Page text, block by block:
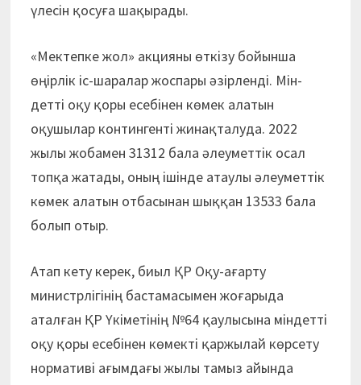
үлесін қосуға шақырады.
«Мектепке жол» акцияны өткізу бойынша
өңірлік іс-шаралар жоспары әзірленді. Мін­
детті оқу қоры есебінен көмек алатын
оқушылар контингенті жинақталуда. 2022
жылы жоба­мен 31312 бала әлеуметтік осал
топқа жатады, оның ішінде атаулы әлеуметтік
көмек алатын отбасынан шыққан 13533 бала
болып отыр.
Атап кету керек, биыл ҚР Оқу-ағарту
министрлігінің бастамасымен жоғарыда
аталған ҚР Үкіметінің №64 қаулысына міндетті
оқу қоры есебінен көмекті қаржылай көрсету
нормативі ағымдағы жылы тамыз айында